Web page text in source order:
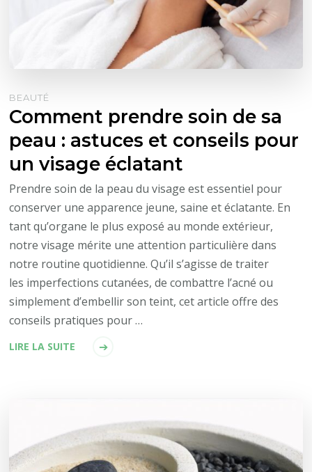
BEAUTÉ
Comment prendre soin de sa
peau : astuces et conseils pour
un visage éclatant
Prendre soin de la peau du visage est essentiel pour
conserver une apparence jeune, saine et éclatante. En
tant qu’organe le plus exposé au monde extérieur,
notre visage mérite une attention particulière dans
notre routine quotidienne. Qu’il s’agisse de traiter
les imperfections cutanées, de combattre l’acné ou
simplement d’embellir son teint, cet article offre des
conseils pratiques pour …
LIRE LA SUITE